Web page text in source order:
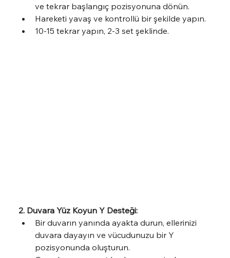
ve tekrar başlangıç pozisyonuna dönün.
Hareketi yavaş ve kontrollü bir şekilde yapın.
10-15 tekrar yapın, 2-3 set şeklinde.
2. Duvara Yüz Koyun Y Desteği:
Bir duvarın yanında ayakta durun, ellerinizi
duvara dayayın ve vücudunuzu bir Y
pozisyonunda oluşturun.